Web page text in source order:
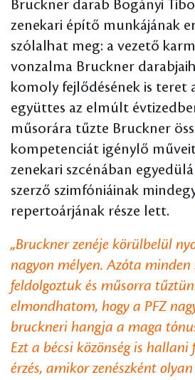
Bruckner darab Bogányi
zenekari építő munkájának
szólalhat meg: a vezető
vonzalma Bruckner
komoly fejlődésének is teret
együttes az elmúlt
műsorára tűzte Bruckner
kompetenciát igénylő
zenekari szcénában
szerző szimfóniáinak
repertoárjának része lett.
„Bruckner zenéje körülbelül
nagyon mélyen. Azóta
feldolgoztuk és műsorra
elmondhatom, hogy a PFZ
bruckneri hangja a maga
Ezt a bécsi közönség is hallani
érzés, amikor zenészként